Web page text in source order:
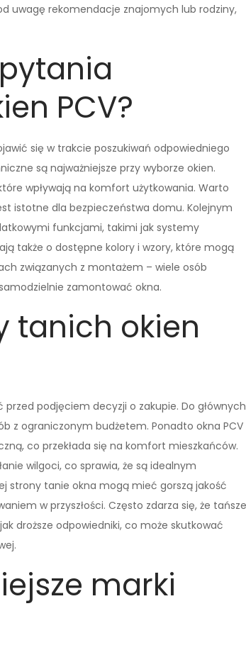
uwagę rekomendacje znajomych lub rodziny,
PCV?
się w trakcie poszukiwań odpowiedniego
są najważniejsze przy wyborze okien.
wpływają na komfort użytkowania. Warto
istotne dla bezpieczeństwa domu. Kolejnym
funkcjami, takimi jak systemy
także o dostępne kolory i wzory, które mogą
związanych z montażem – wiele osób
zamontować okna.
tanich okien
podjęciem decyzji o zakupie. Do głównych
z ograniczonym budżetem. Ponadto okna PCV
co przekłada się na komfort mieszkańców.
wilgoci, co sprawia, że są idealnym
strony tanie okna mogą mieć gorszą jakość
w przyszłości. Często zdarza się, że tańsze
droższe odpowiedniki, co może skutkować
marki